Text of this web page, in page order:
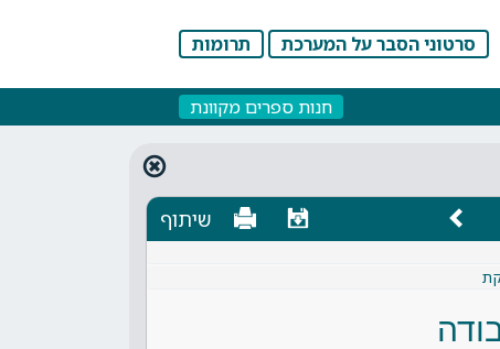
סרטוני הסבר על המערכת תרומות
חנות ספרים מקוונת
שיתוף